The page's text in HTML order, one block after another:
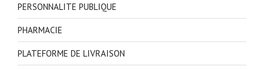
PERSONNALITE PUBLIQUE
PHARMACIE
PLATEFORME DE LIVRAISON